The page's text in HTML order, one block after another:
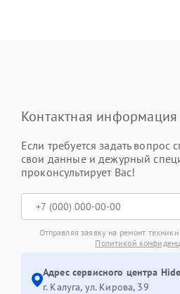
Контактная информация
Если требуется задать вопрос
свои данные и дежурный
проконсультирует Вас!
Отправляя заявку на ремонт
Политикой
Адрес сервисного центра
г. Калуга, ул. Кирова, 39